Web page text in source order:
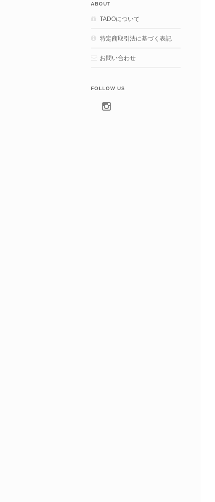
ABOUT
TADOについて
特定商取引法に基づく表記
お問い合わせ
FOLLOW US